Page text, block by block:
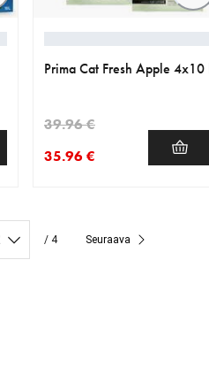
Prima Cat Fresh Apple 4x10
35.96 €
39.96 €
/ 4 Seuraava